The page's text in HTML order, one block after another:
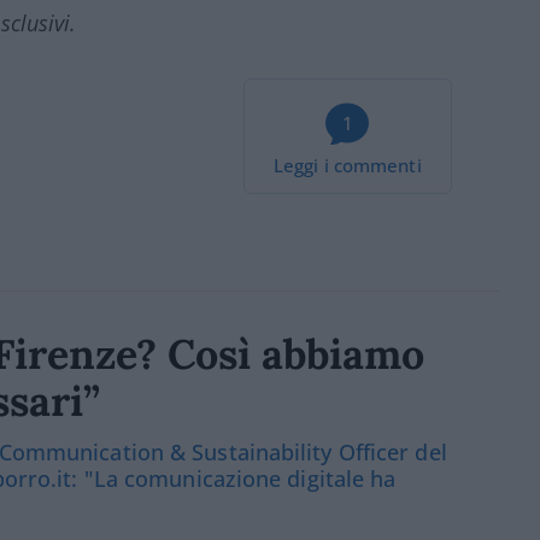
1
Leggi i commenti
Così abbiamo
& Sustainability Officer del
"La comunicazione digitale ha